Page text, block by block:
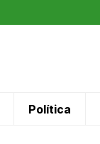
Política